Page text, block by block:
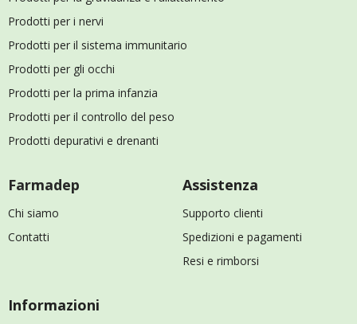
Prodotti per i nervi
Prodotti per il sistema immunitario
Prodotti per gli occhi
Prodotti per la prima infanzia
Prodotti per il controllo del peso
Prodotti depurativi e drenanti
Farmadep
Chi siamo
Contatti
Assistenza
Supporto clienti
Spedizioni e pagamenti
Resi e rimborsi
Informazioni